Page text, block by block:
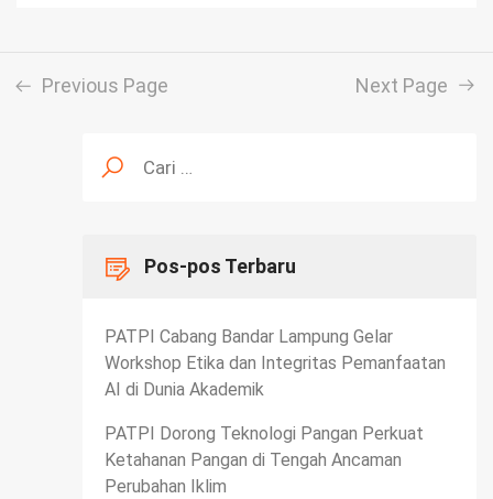
Previous Page Next Page
untuk:
Pos-pos Terbaru
PATPI Cabang Bandar Lampung Gelar
Workshop Etika dan Integritas Pemanfaatan
AI di Dunia Akademik
PATPI Dorong Teknologi Pangan Perkuat
Ketahanan Pangan di Tengah Ancaman
Perubahan Iklim